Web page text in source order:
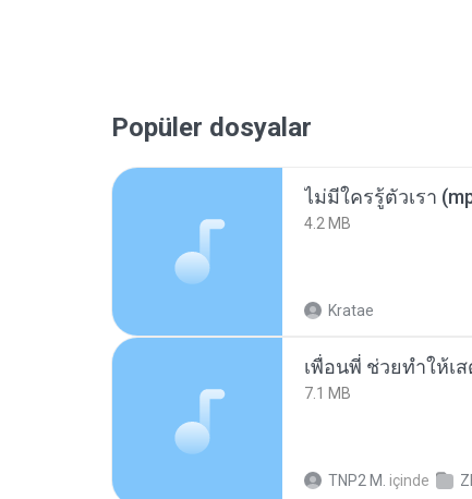
Popüler dosyalar
ไม่มีใครรู้ตัวเรา
4.2 MB
Kratae
7.1 MB
TNP2 M. içinde